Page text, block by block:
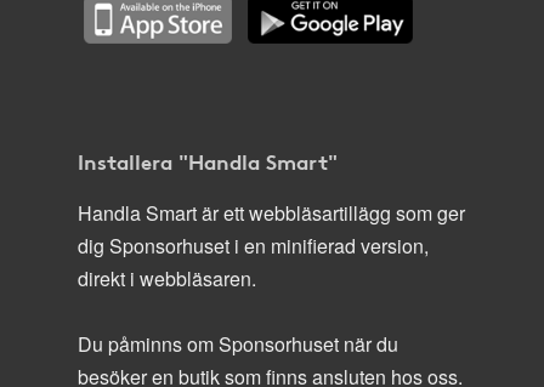
Installera "Handla Smart"
Handla Smart är ett webbläsartillägg som ger
dig Sponsorhuset i en minifierad version,
direkt i webbläsaren.
Du påminns om Sponsorhuset när du
besöker en butik som finns ansluten hos oss.